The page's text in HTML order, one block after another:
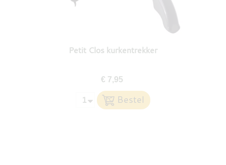
Petit Clos kurkentrekker
€ 7,95